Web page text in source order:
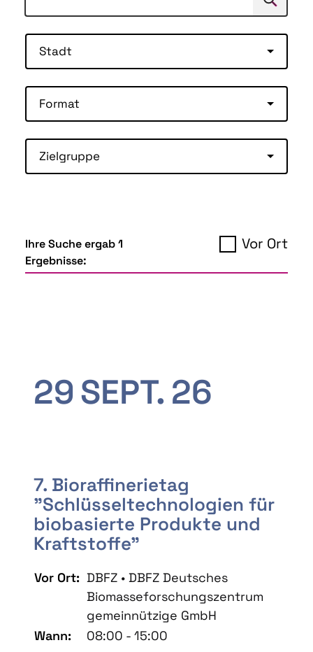
Suchen
Stadt
Format
Zielgruppe
Ihre Suche ergab 1
Ergebnisse:
Vor Ort
29SEPT. 26
7. Bioraffinerietag
"Schlüsseltechnologien für
biobasierte Produkte und
Kraftstoffe"
Vor Ort: DBFZ • DBFZ Deutsches
Biomasseforschungszentrum
gemeinnützige GmbH
Wann:
08:00 - 15:00